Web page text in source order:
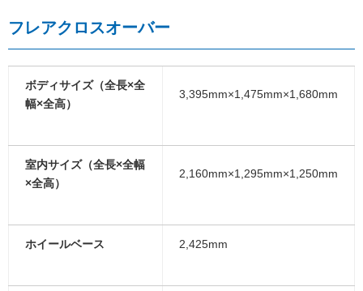
フレアクロスオーバー
ボディサイズ（全長×全
幅×全高）
3,395mm×1,475mm×1,680mm
室内サイズ（全長×全幅
×全高）
2,160mm×1,295mm×1,250mm
ホイールベース 2,425mm